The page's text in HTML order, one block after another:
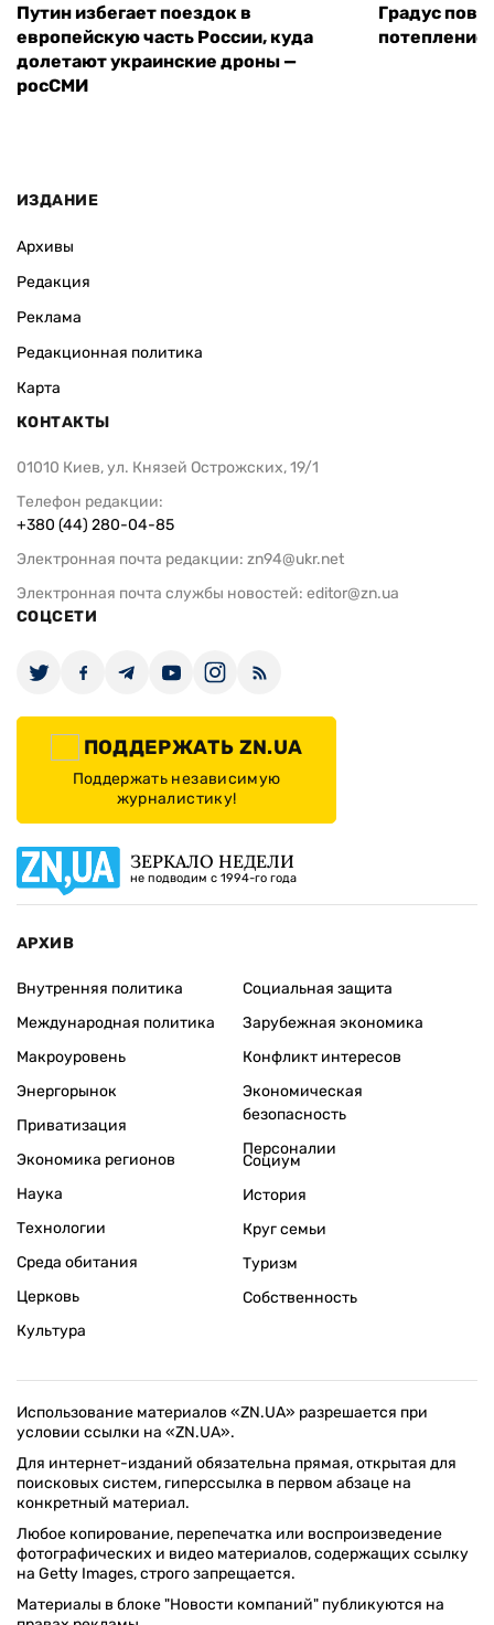
Путин избегает поездок в
европейскую часть России, куда
долетают украинские дроны —
росСМИ
Градус
ИЗДАНИЕ
Архивы
Редакция
Реклама
Редакционная политика
Карта
КОНТАКТЫ
01010 Киев, ул. Князей Острожских, 19/1
Телефон редакции:
+380 (44) 280-04-85
Электронная почта редакции: zn94@ukr.net
Электронная почта службы новостей: editor@zn.ua
СОЦСЕТИ
ПОДДЕРЖАТЬ ZN.UA
Поддержать независимую
журналистику!
ЗЕРКАЛО НЕДЕЛИ
не подводим с 1994-го года
АРХИВ
Внутренняя политика
Международная политика
Макроуровень
Энергорынок
Приватизация
Экономика регионов
Социальная защита
Зарубежная экономика
Конфликт интересов
Экономическая
безопасность
Персоналии
Наука
Технологии
Среда обитания
Церковь
Культура
Социум
История
Круг семьи
Туризм
Собственность
Использование материалов «ZN.UA» разрешается при
условии ссылки на «ZN.UA».
Для интернет-изданий обязательна прямая, открытая для
поисковых систем, гиперссылка в первом абзаце на
конкретный материал.
Любое копирование, перепечатка или воспроизведение
фотографических и видео материалов, содержащих ссылку
на Getty Images, строго запрещается.
Материалы в блоке "Новости компаний" публикуются на